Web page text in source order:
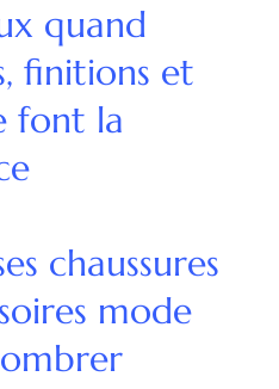
quand
finitions et
font la
chaussures
mode